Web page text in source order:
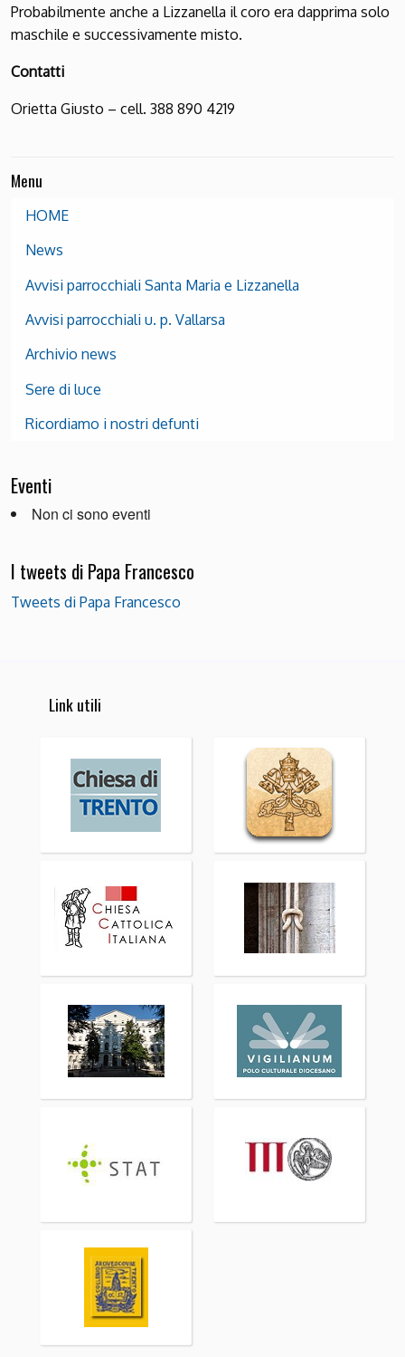
Probabilmente anche a Lizzanella il coro era dapprima solo
maschile e successivamente misto.
Contatti
Orietta Giusto – cell. 388 890 4219
Menu
HOME
News
Avvisi parrocchiali Santa Maria e Lizzanella
Avvisi parrocchiali u. p. Vallarsa
Archivio news
Sere di luce
Ricordiamo i nostri defunti
Eventi
Non ci sono eventi
I tweets di Papa Francesco
Tweets di Papa Francesco
Link utili